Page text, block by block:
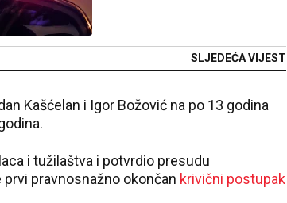
SLJEDEĆA VIJEST
Kašćelan i Igor Božović na po 13 godina
i tužilaštva i potvrdio presudu
pravnosnažno okončan krivični postupak